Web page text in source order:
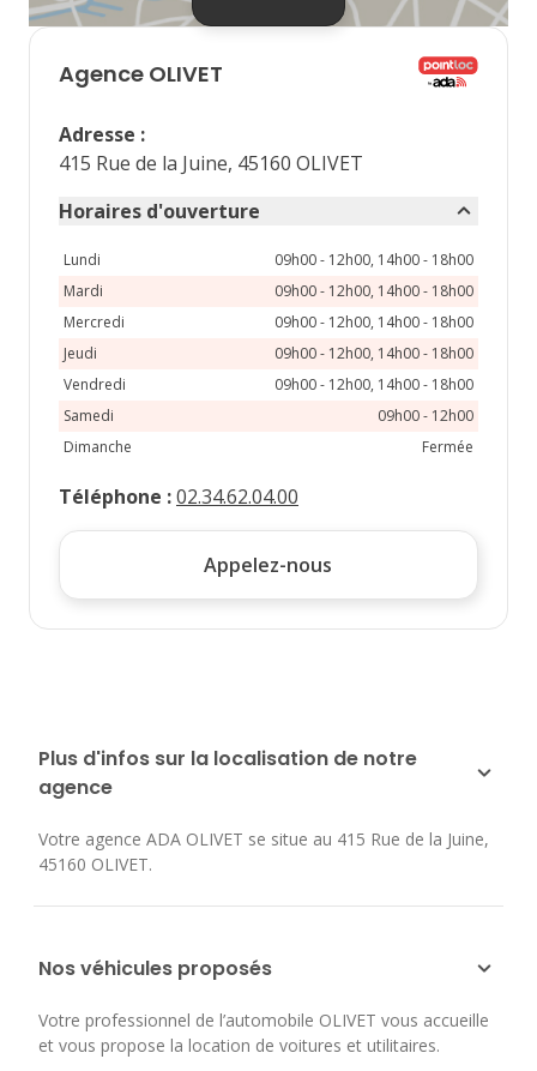
septembre 2026
7
14
21 23 24 25
28 30
Agence OLIVET
Adresse :
415 Rue de la Juine, 45160 OLIVET
Horaires d'ouverture
Lundi
09h00 - 12h00, 14h00 - 18h00
Mardi
09h00 - 12h00, 14h00 - 18h00
Mercredi
09h00 - 12h00, 14h00 - 18h00
Jeudi
09h00 - 12h00, 14h00 - 18h00
Vendredi
09h00 - 12h00, 14h00 - 18h00
Samedi
09h00 - 12h00
Dimanche
Fermée
Téléphone :02.34.62.04.00
Appelez-nous
Plus d'infos sur la localisation de notre
agence
Votre agence ADA OLIVET se situe au 415 Rue de la Juine,
45160 OLIVET.
Nos véhicules proposés
Votre professionnel de l’automobile OLIVET vous accueille
et vous propose la location de voitures et utilitaires.